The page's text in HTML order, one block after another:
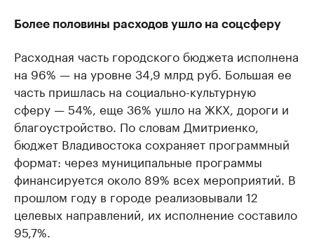
Более половины расходов ушло на соцсферу
Расходная часть городского бюджета исполнена
на 96% — на уровне 34,9 млрд руб. Большая ее
часть пришлась на социально-культурную
сферу — 54%, еще 36% ушло на ЖКХ, дороги и
благоустройство. По словам Дмитриенко,
бюджет Владивостока сохраняет программный
формат: через муниципальные программы
финансируется около 89% всех мероприятий. В
прошлом году в городе реализовывали 12
целевых направлений, их исполнение составило
95,7%.